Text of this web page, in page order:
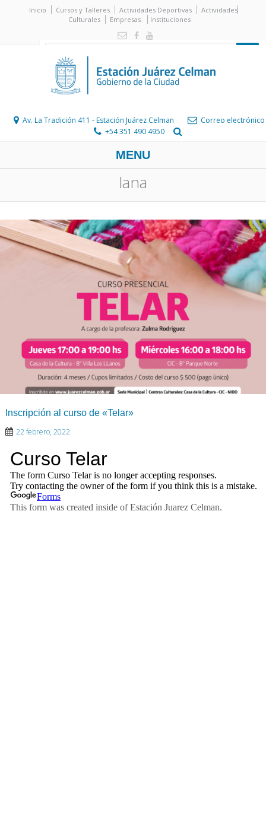
Inicio Cursos y Talleres Actividades Deportivas
Actividades
Culturales
Empresas Instituciones
Av. La Tradición 411 - Estación Juárez Celman
Correo electrónico
+54 351 490 4950
MENU
lana
Inscripción al curso de «Telar»
22 febrero, 2022